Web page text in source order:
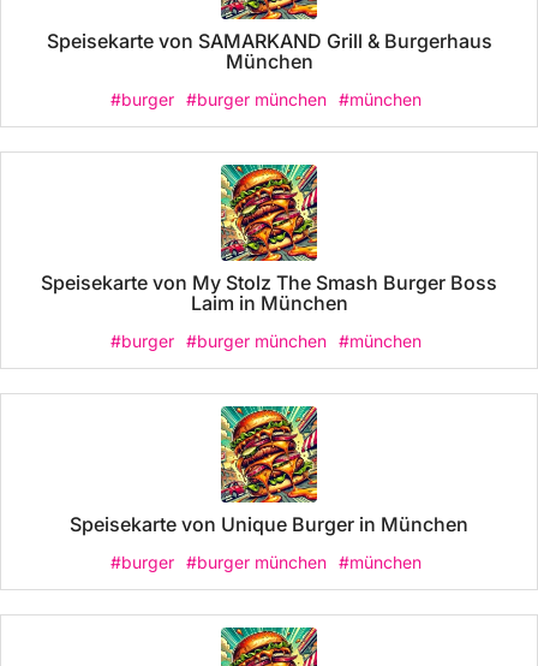
Speisekarte von SAMARKAND Grill & Burgerhaus
München
#burger #burger münchen #münchen
Speisekarte von My Stolz The Smash Burger Boss
Laim in München
#burger #burger münchen #münchen
Speisekarte von Unique Burger in München
#burger #burger münchen #münchen